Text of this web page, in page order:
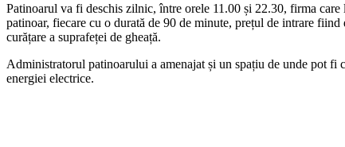
Patinoarul va fi deschis zilnic, între orele 11.00 și 22.30, firma
patinoar, fiecare cu o durată de 90 de minute, prețul de intrare
curățare a suprafeței de gheață.
Administratorul patinoarului a amenajat și un spațiu de unde pot
energiei electrice.